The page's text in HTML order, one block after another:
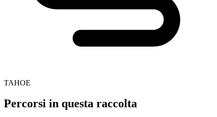
TAHOE
Percorsi in questa raccolta